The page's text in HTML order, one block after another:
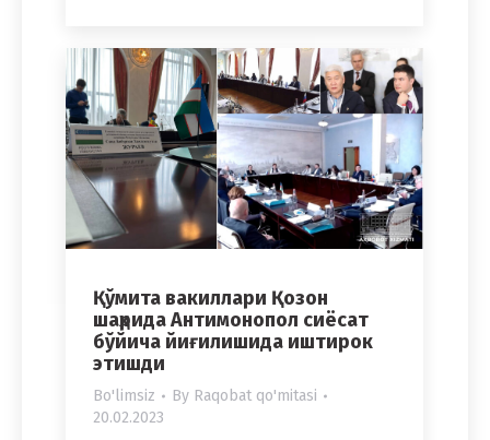
Қўмита вакиллари Қозон
шаҳрида Антимонопол сиёсат
бўйича йиғилишида иштирок
этишди
Bo'limsiz By Raqobat qo'mitasi
20.02.2023